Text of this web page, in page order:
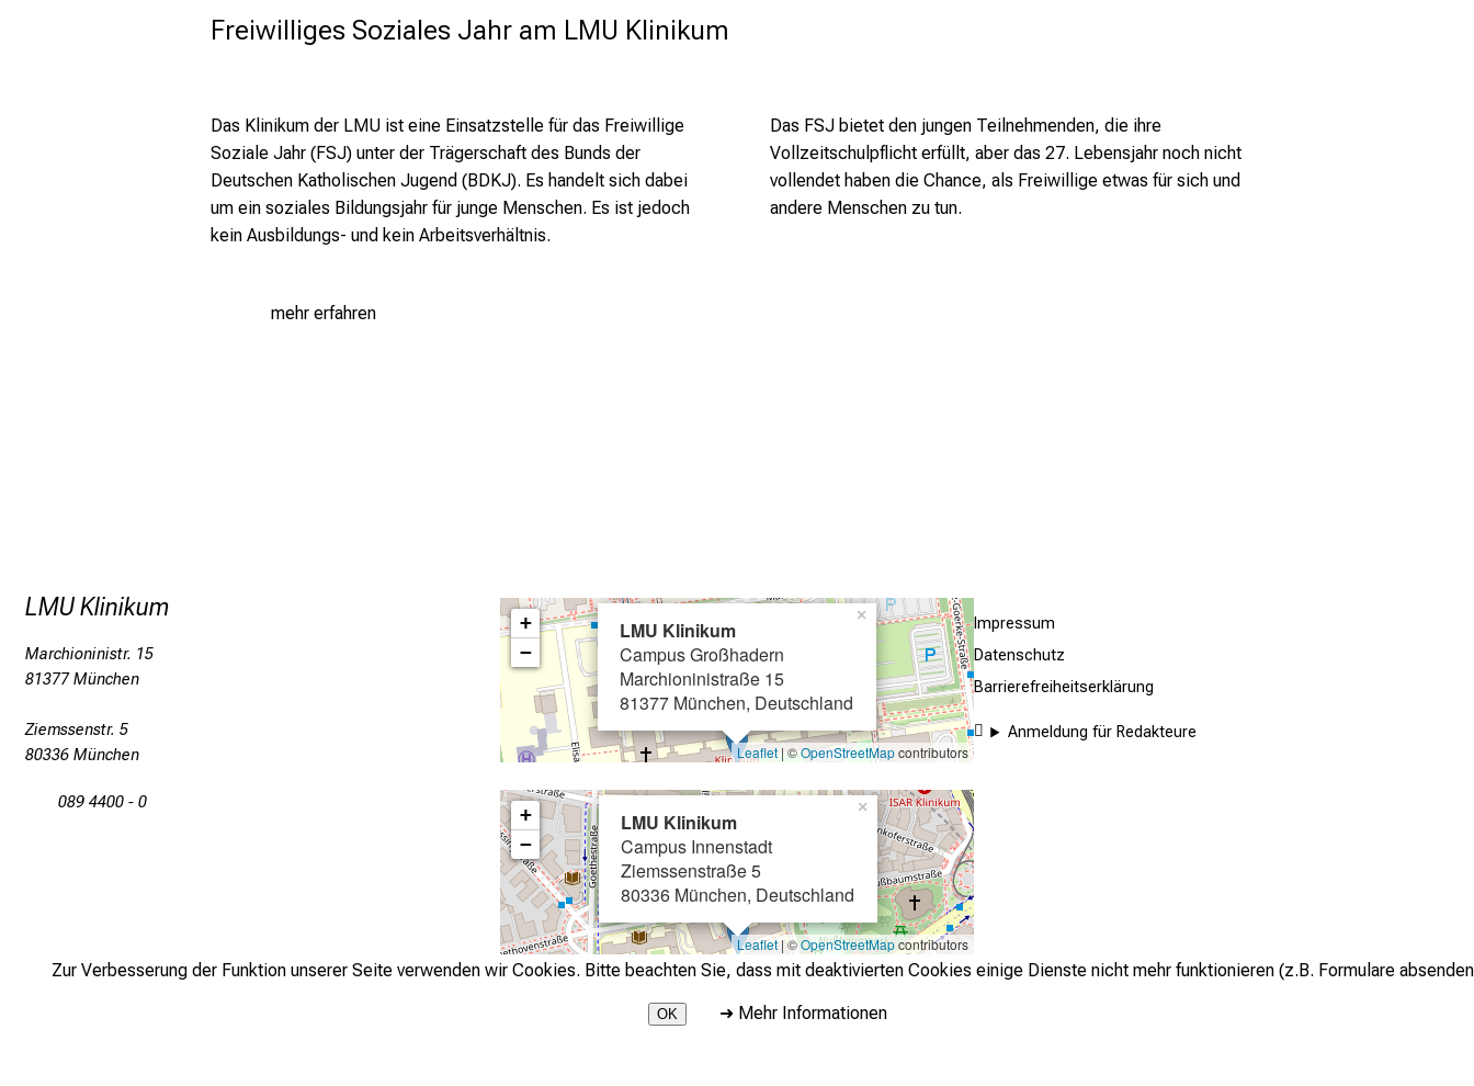
Zur Verbesserung der Funktion unserer Seite verwenden wir Cookies. Bitte beachten Sie, dass mit deaktivierten Cookies einige Dienste nicht mehr funktionieren (z.B. Formulare
OK ➜ Mehr Informationen
Freiwilliges Soziales Jahr am LMU Klinikum
Das Klinikum der LMU ist eine Einsatzstelle für das Freiwillige
Soziale Jahr (FSJ) unter der Trägerschaft des Bunds der
Deutschen Katholischen Jugend (BDKJ). Es handelt sich dabei
um ein soziales Bildungsjahr für junge Menschen. Es ist jedoch
kein Ausbildungs- und kein Arbeitsverhältnis.
Das FSJ bietet den jungen Teilnehmenden, die ihre
Vollzeitschulpflicht erfüllt, aber das 27. Lebensjahr noch nicht
vollendet haben die Chance, als Freiwillige etwas für sich und
andere Menschen zu tun.
mehr erfahren
LMU Klinikum
Marchioninistr. 15
81377 München
Ziemssenstr. 5
80336 München
089 4400 - 0
LMU Klinikum
Campus Großhadern
Marchioninistraße 15
81377 München, Deutschland
×
+
−
Leaflet | ©OpenStreetMapcontributors
LMU Klinikum
Campus Innenstadt
Ziemssenstraße 5
80336 München, Deutschland
×
+
−
Leaflet | ©OpenStreetMapcontributors
Impressum
Datenschutz
Barrierefreiheitserklärung
Anmeldung für Redakteure